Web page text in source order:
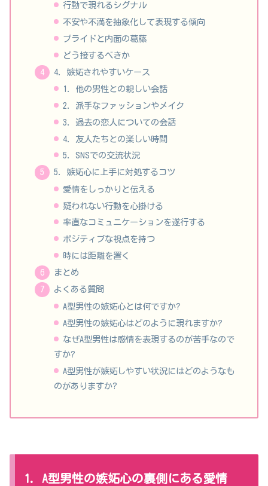
行動で現れるシグナル
不安や不満を抽象化して表現する傾向
プライドと内面の葛藤
どう接するべきか
4. 嫉妬されやすいケース
1. 他の男性との親しい会話
2. 派手なファッションやメイク
3. 過去の恋人についての会話
4. 友人たちとの楽しい時間
5. SNSでの交流状況
5. 嫉妬心に上手に対処するコツ
愛情をしっかりと伝える
疑われない行動を心掛ける
率直なコミュニケーションを遂行する
ポジティブな視点を持つ
時には距離を置く
まとめ
よくある質問
A型男性の嫉妬心とは何ですか?
A型男性の嫉妬心はどのように現れますか?
なぜA型男性は感情を表現するのが苦手なので
すか?
A型男性が嫉妬しやすい状況にはどのようなも
のがありますか?
1. A型男性の嫉妬心の裏側にある愛情